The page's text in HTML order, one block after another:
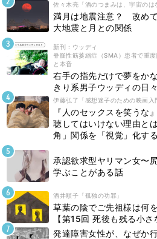
佐々木亮「酒のつまみは、宇宙のは
満月は地震注意？ 改め
大地震と月との関係
新刊 : ウッディ
脊髄性筋萎縮症（SMA）患者で重
と本音
右手の指先だけで夢をか
きり系男子ウッディの日々
伊藤弘了「感想迷子のための映画入
『人のセックスを笑うな
聴してはいけない理由と
角」関係を「視覚」化す
承認欲求型ヤリマン女〜
学ぶことがある話
酒井順子「孤独の功罪」
草葉の陰でご先祖様は何
【第15回 死後も残る小さ
発達障害女性が、なぜか